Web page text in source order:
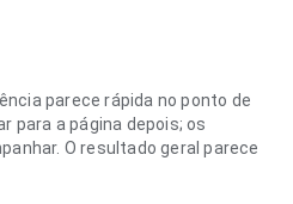
parece rápida no ponto de
para a página depois; os
O resultado geral parece